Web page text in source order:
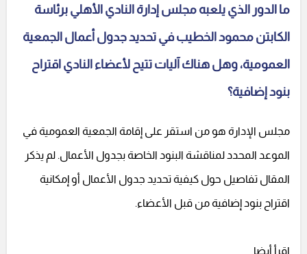
ما الدور الذي يلعبه مجلس إدارة النادي الأهلي برئاسة
الكابتن محمود الخطيب في تحديد جدول أعمال الجمعية
العمومية، وهل هناك آليات تتيح لأعضاء النادي اقتراح
بنود إضافية؟
مجلس الإدارة هو من استقر على إقامة الجمعية العمومية في
الموعد المحدد لمناقشة البنود الخاصة بجدول الأعمال. لم يذكر
المقال تفاصيل حول كيفية تحديد جدول الأعمال أو إمكانية
اقتراح بنود إضافية من قبل الأعضاء.
اقرأ أيضا